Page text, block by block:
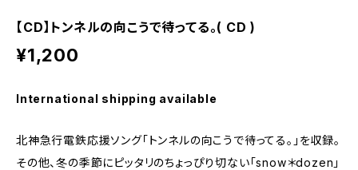
【CD】トンネルの向こうで待ってる。( CD )
¥1,200
International shipping available
北神急行電鉄応援ソング「トンネルの向こうで待ってる。」を収録。
その他、冬の季節にピッタリのちょっぴり切ない「snow＊dozen」